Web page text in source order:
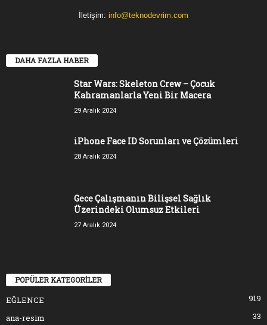
İletişim: info@teknodevrim.com
DAHA FAZLA HABER
Star Wars: Skeleton Crew – Çocuk
Kahramanlarla Yeni Bir Macera
29 Aralık 2024
iPhone Face ID Sorunları ve Çözümleri
28 Aralık 2024
Gece Çalışmanın Bilişsel Sağlık
Üzerindeki Olumsuz Etkileri
27 Aralık 2024
POPÜLER KATEGORİLER
EĞLENCE
919
ana-resim
33